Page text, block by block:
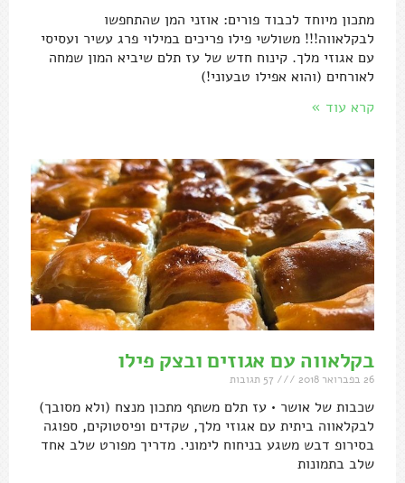
מתכון מיוחד לכבוד פורים: אוזני המן שהתחפשו
לבקלאווה!!! משולשי פילו פריכים במילוי פרג עשיר ועסיסי
עם אגוזי מלך. קינוח חדש של עז תלם שיביא המון שמחה
לאורחים (והוא אפילו טבעוני!)
קרא עוד »
בקלאווה עם אגוזים ובצק פילו
26 בפברואר 2018
שכבות של אושר • עז תלם משתף מתכון מנצח (ולא מסובך)
לבקלאווה ביתית עם אגוזי מלך, שקדים ופיסטוקים, ספוגה
בסירופ דבש משגע בניחוח לימוני. מדריך מפורט שלב אחד
שלב בתמונות